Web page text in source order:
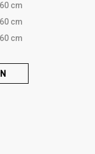
cm
cm
cm